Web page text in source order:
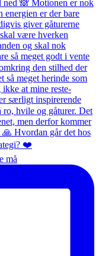
må